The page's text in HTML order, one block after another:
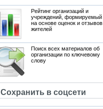
Рейтинг организаций и
учреждений, формируемый
на основе оценок и отзывов
жителей
Поиск всех материалов об
организации по ключевому
слову
Сохранить в соцсети